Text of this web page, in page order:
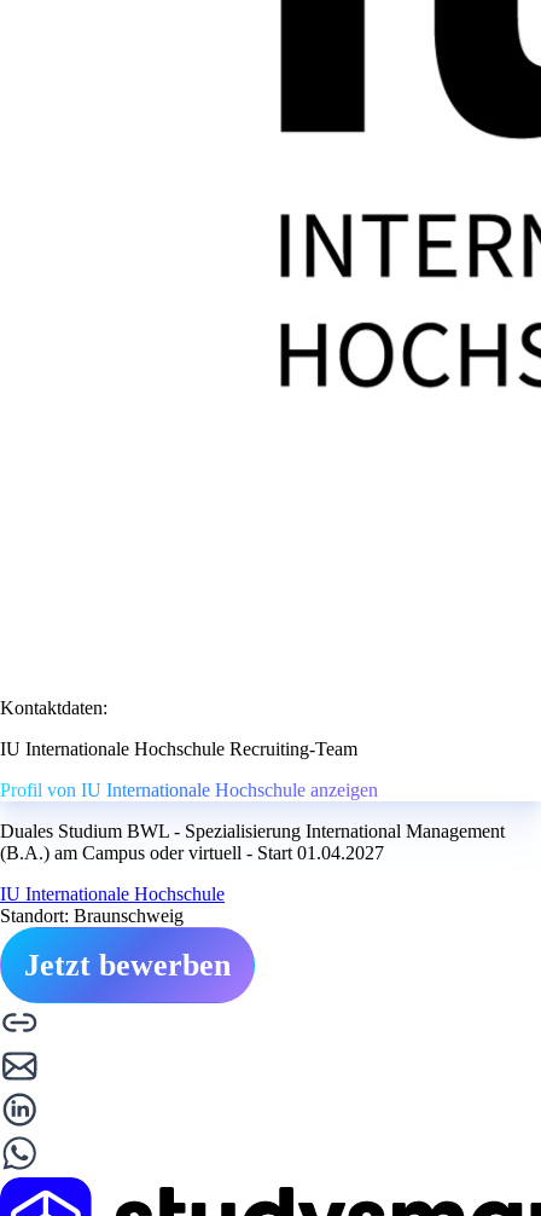
Kontaktdaten:
IU Internationale Hochschule Recruiting-Team
Profil von IU Internationale Hochschule anzeigen
Duales Studium BWL - Spezialisierung International Management
(B.A.) am Campus oder virtuell - Start 01.04.2027
IU Internationale Hochschule
Standort: Braunschweig
Jetzt bewerben